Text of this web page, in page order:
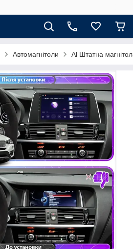
Автомагнітоли Al Штатна